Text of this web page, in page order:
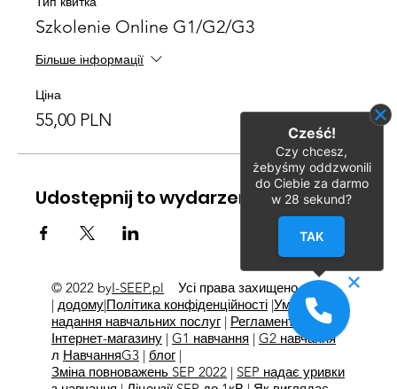
Szkolenie Online G1/G2/G3
Більше інформації
Ціна
55,00 PLN
Udostępnij to wydarzenie
© 2022 byI-SEEP.pl
Усі права захищено
| додому|Політика конфіденційності|Умови
надання навчальних послуг| Регламент
Інтернет-магазину | G1 навчання | G2 навчання
л НавчанняG3 | блог|
Зміна повноважень SEP 2022 | SEP надає уривки
Cześć!
Czy chcesz,
żebyśmy oddzwonili
do Ciebie za darmo
w 28 sekund?
TAK